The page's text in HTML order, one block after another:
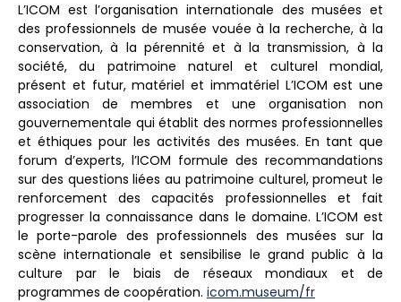
L’ICOM est l’organisation internationale des musées et
des professionnels de musée vouée à la recherche, à la
conservation, à la pérennité et à la transmission, à la
société, du patrimoine naturel et culturel mondial,
présent et futur, matériel et immatériel L’ICOM est une
association de membres et une organisation non
gouvernementale qui établit des normes professionnelles
et éthiques pour les activités des musées. En tant que
forum d’experts, l’ICOM formule des recommandations
sur des questions liées au patrimoine culturel, promeut le
renforcement des capacités professionnelles et fait
progresser la connaissance dans le domaine. L’ICOM est
le porte-parole des professionnels des musées sur la
scène internationale et sensibilise le grand public à la
culture par le biais de réseaux mondiaux et de
programmes de coopération. icom.museum/fr